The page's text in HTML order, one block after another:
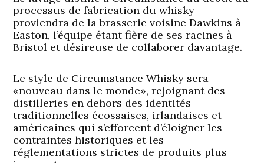
processus de fabrication du whisky
proviendra de la brasserie voisine Dawkins à
Easton, l’équipe étant fière de ses racines à
Bristol et désireuse de collaborer davantage.
Le style de Circumstance Whisky sera
«nouveau dans le monde», rejoignant des
distilleries en dehors des identités
traditionnelles écossaises, irlandaises et
américaines qui s’efforcent d’éloigner les
contraintes historiques et les
réglementations strictes de produits plus